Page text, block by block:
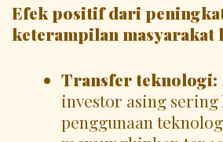
Efek positif dari
keterampilan masyarakat
Transfer teknologi:
investor asing
penggunaan